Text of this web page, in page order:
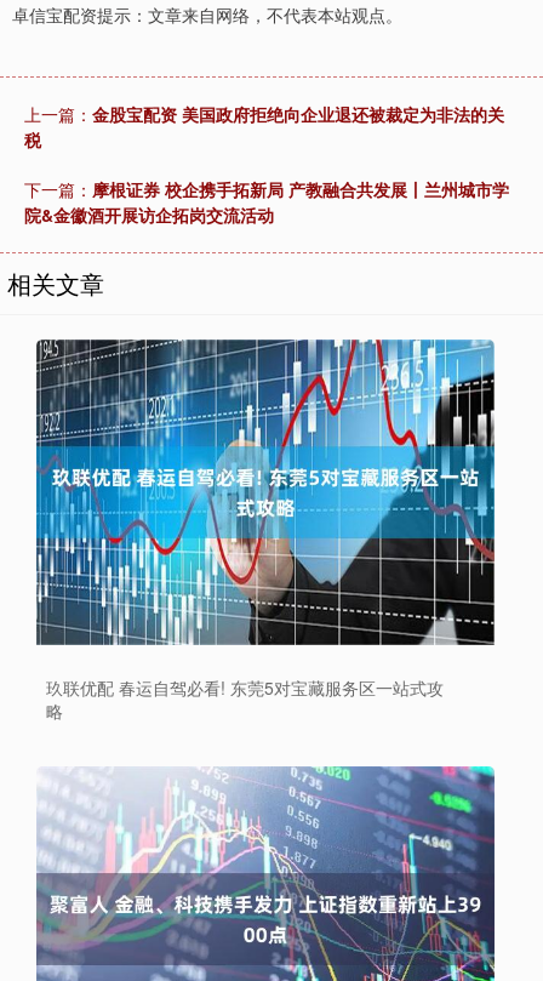
卓信宝配资提示：文章来自网络，不代表本站观点。
上一篇： 金股宝配资 美国政府拒绝向企业退还被裁定为非法的关
税
下一篇： 摩根证券 校企携手拓新局 产教融合共发展丨兰州城市学
院&金徽酒开展访企拓岗交流活动
相关文章
玖联优配 春运自驾必看! 东莞5对宝藏服务区一站式攻
略